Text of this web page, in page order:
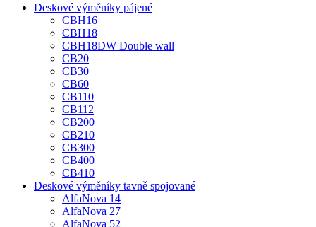
Deskové výměníky pájené
CBH16
CBH18
CBH18DW Double wall
CB20
CB30
CB60
CB110
CB112
CB200
CB210
CB300
CB400
CB410
Deskové výměníky tavně spojované
AlfaNova 14
AlfaNova 27
AlfaNova 52